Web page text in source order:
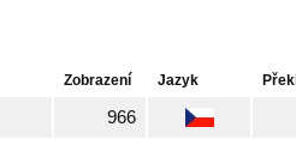
Zobrazení Jazyk
966